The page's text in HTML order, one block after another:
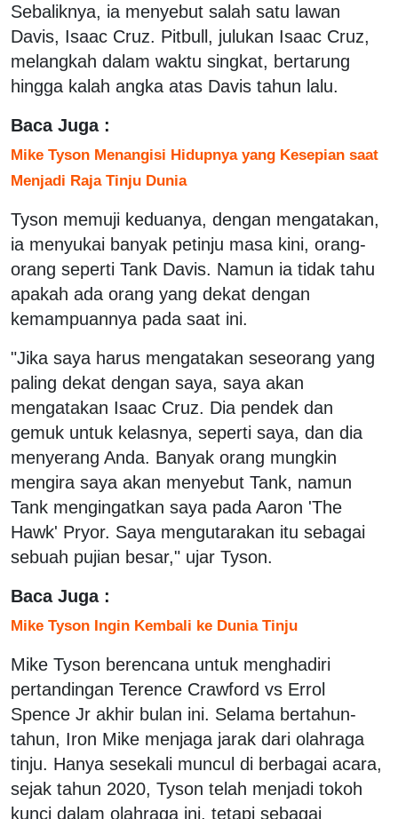
Sebaliknya, ia menyebut salah satu lawan
Davis, Isaac Cruz. Pitbull, julukan Isaac Cruz,
melangkah dalam waktu singkat, bertarung
hingga kalah angka atas Davis tahun lalu.
Baca Juga :
Mike Tyson Menangisi Hidupnya yang Kesepian saat
Menjadi Raja Tinju Dunia
Tyson memuji keduanya, dengan mengatakan,
ia menyukai banyak petinju masa kini, orang-
orang seperti Tank Davis. Namun ia tidak tahu
apakah ada orang yang dekat dengan
kemampuannya pada saat ini.
"Jika saya harus mengatakan seseorang yang
paling dekat dengan saya, saya akan
mengatakan Isaac Cruz. Dia pendek dan
gemuk untuk kelasnya, seperti saya, dan dia
menyerang Anda. Banyak orang mungkin
mengira saya akan menyebut Tank, namun
Tank mengingatkan saya pada Aaron 'The
Hawk' Pryor. Saya mengutarakan itu sebagai
sebuah pujian besar," ujar Tyson.
Baca Juga :
Mike Tyson Ingin Kembali ke Dunia Tinju
Mike Tyson berencana untuk menghadiri
pertandingan Terence Crawford vs Errol
Spence Jr akhir bulan ini. Selama bertahun-
tahun, Iron Mike menjaga jarak dari olahraga
tinju. Hanya sesekali muncul di berbagai acara,
sejak tahun 2020, Tyson telah menjadi tokoh
kunci dalam olahraga ini, tetapi sebagai